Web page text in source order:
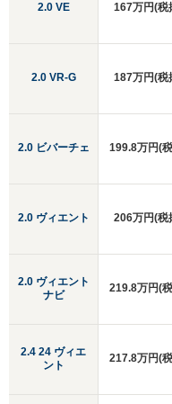
2.0 VE
2.0 VR-G
2.0 ビバーチェ
2.0 ヴィエント
2.0 ヴィエント
ナビ
2.4 24 ヴィエ
ント
167万円(税
187万円(税
199.8万円(
206万円(税
219.8万円(
217.8万円(